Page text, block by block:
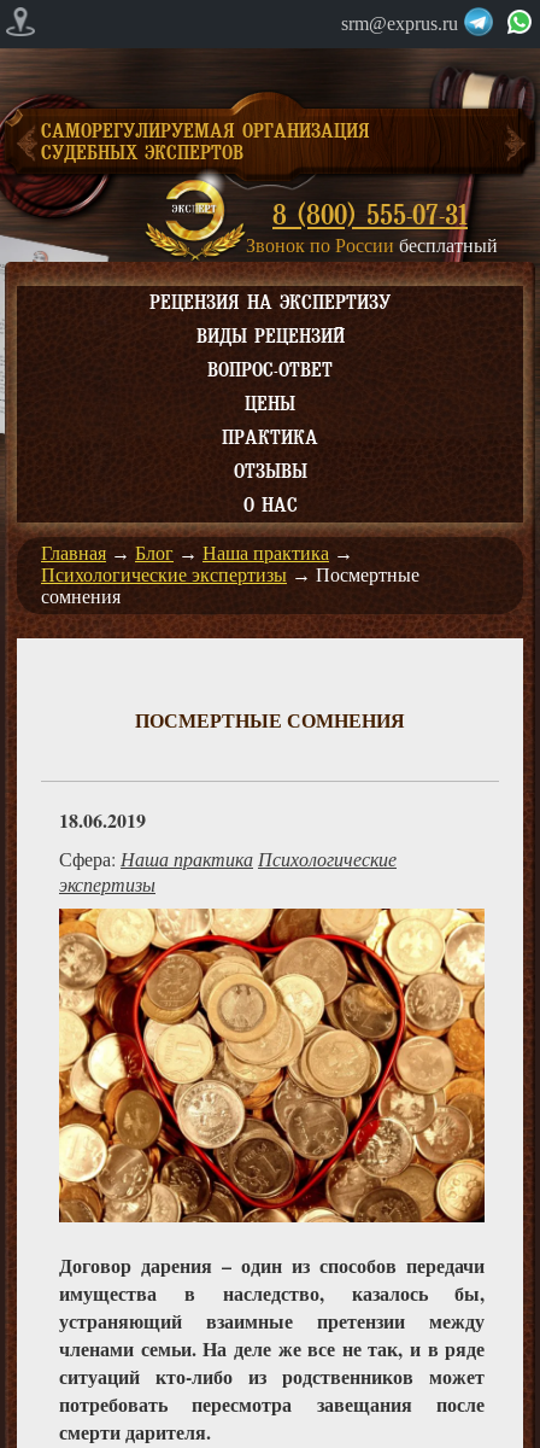
srm@exprus.ru
САМОРЕГУЛИРУЕМАЯ ОРГАНИЗАЦИЯ
СУДЕБНЫХ ЭКСПЕРТОВ
8 (800) 555-07-31
Звонок по России бесплатный
РЕЦЕНЗИЯ НА ЭКСПЕРТИЗУ
ВИДЫ РЕЦЕНЗИЙ
ВОПРОС-ОТВЕТ
ЦЕНЫ
ПРАКТИКА
ОТЗЫВЫ
О НАС
Главная → Блог → Наша практика →
Психологические экспертизы → Посмертные
сомнения
ПОСМЕРТНЫЕ СОМНЕНИЯ
18.06.2019
Сфера: Наша практика Психологические
экспертизы
Договор дарения – один из способов передачи
имущества в наследство, казалось бы,
устраняющий взаимные претензии между
членами семьи. На деле же все не так, и в ряде
ситуаций кто-либо из родственников может
потребовать пересмотра завещания после
смерти дарителя.